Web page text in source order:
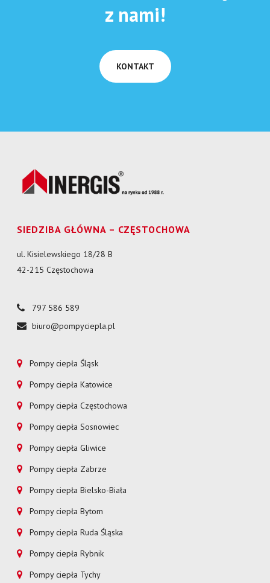
z nami!
KONTAKT
SIEDZIBA GŁÓWNA – CZĘSTOCHOWA
ul. Kisielewskiego 18/28 B
42-215 Częstochowa
797 586 589
biuro@pompyciepla.pl
Pompy ciepła Śląsk
Pompy ciepła Katowice
Pompy ciepła Częstochowa
Pompy ciepła Sosnowiec
Pompy ciepła Gliwice
Pompy ciepła Zabrze
Pompy ciepła Bielsko-Biała
Pompy ciepła Bytom
Pompy ciepła Ruda Śląska
Pompy ciepła Rybnik
Pompy ciepła Tychy